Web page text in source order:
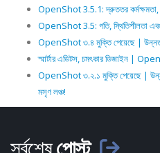
OpenShot 3.5.1: দ্রুততর কর্মক্ষমতা,
OpenShot 3.5: গতি, স্থিতিশীলতা
OpenShot ৩.৪ মুক্তি পেয়েছে | উন্নত
স্মার্টার এডিটস, চমৎকার ডিজাইন |
OpenShot ৩.২.১ মুক্তি পেয়েছে |
মসৃণ লঞ্চ!
সর্বশেষপোস্ট